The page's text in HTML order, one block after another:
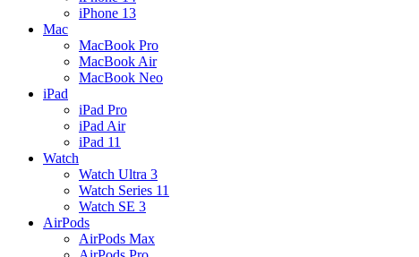
iPhone 13
Mac
MacBook Pro
MacBook Air
MacBook Neo
iPad
iPad Pro
iPad Air
iPad 11
Watch
Watch Ultra 3
Watch Series 11
Watch SE 3
AirPods
AirPods Max